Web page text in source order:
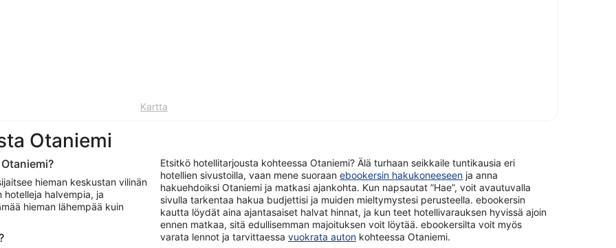
Kartta
Otaniemi
hieman keskustan vilinän
halvempia, ja
hieman lähempää kuin
Etsitkö hotellitarjousta kohteessa Otaniemi? Älä turhaan seikkaile tuntikausia eri
hotellien sivustoilla, vaan mene suoraan ebookersin hakukoneeseen ja anna
hakuehdoiksi Otaniemi ja matkasi ajankohta. Kun napsautat ”Hae”, voit avautuvalla
sivulla tarkentaa hakua budjettisi ja muiden mieltymystesi perusteella. ebookersin
kautta löydät aina ajantasaiset halvat hinnat, ja kun teet hotellivarauksen hyvissä ajoin
ennen matkaa, sitä edullisemman majoituksen voit löytää. ebookersilta voit myös
varata lennot ja tarvittaessa vuokrata auton kohteessa Otaniemi.